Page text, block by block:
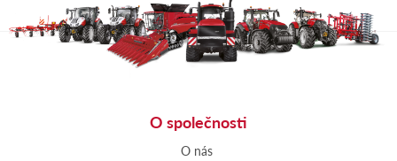
O společnosti
O nás